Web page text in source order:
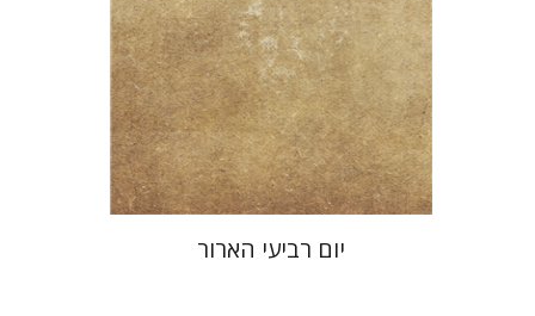
הנחת אתר ספר מודפס
$28
$25
יום רביעי הארור